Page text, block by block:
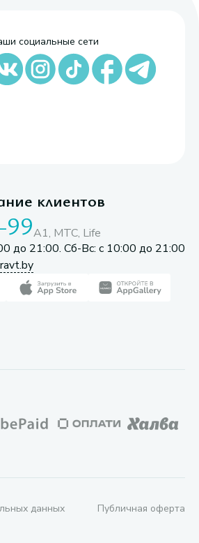
социальные сети
клиентов
A1, МТС, Life
до 21:00. Сб-Вс: с 10:00 до 21:00
данных Публичная оферта